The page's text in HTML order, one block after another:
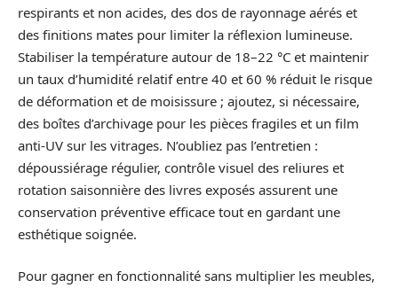
respirants et non acides, des dos de rayonnage aérés et
des finitions mates pour limiter la réflexion lumineuse.
Stabiliser la température autour de 18–22 °C et maintenir
un taux d’humidité relatif entre 40 et 60 % réduit le risque
de déformation et de moisissure ; ajoutez, si nécessaire,
des boîtes d’archivage pour les pièces fragiles et un film
anti‑UV sur les vitrages. N’oubliez pas l’entretien :
dépoussiérage régulier, contrôle visuel des reliures et
rotation saisonnière des livres exposés assurent une
conservation préventive efficace tout en gardant une
esthétique soignée.
Pour gagner en fonctionnalité sans multiplier les meubles,